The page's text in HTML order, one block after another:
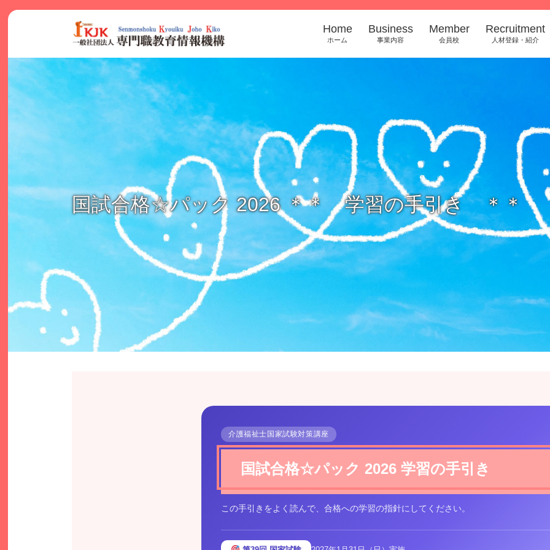
Skip
Home
ホーム
Business
事業内容
Member
会員校
Recruitment
人材登録・紹介
国試合格☆パック 2026 ＊＊ 学習の手引き ＊＊
介護福祉士国家試験対策講座
国試合格☆パック 2026 学習の手引き
この手引きをよく読んで、合格への学習の指針にしてください。